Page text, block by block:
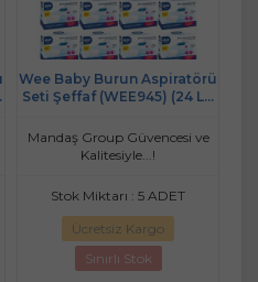
Wee Baby Burun Aspiratörü
Seti Şeffaf (WEE945) (24 Lü
Mandaş Group Güvencesi ve
Kalitesiyle...!
Stok Miktarı : 5 ADET
Ücretsiz Kargo
Sınırlı Stok